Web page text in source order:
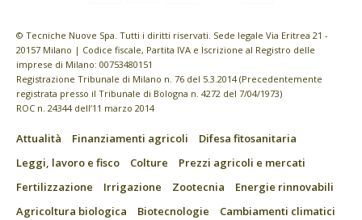
© Tecniche Nuove Spa. Tutti i diritti riservati. Sede legale Via Eritrea 21 -
20157 Milano | Codice fiscale, Partita IVA e Iscrizione al Registro delle
imprese di Milano: 00753480151
Registrazione Tribunale di Milano n. 76 del 5.3.2014 (Precedentemente
registrata presso il Tribunale di Bologna n. 4272 del 7/04/1973)
ROC n. 24344 dell’11 marzo 2014
Attualità Finanziamenti agricoli
Difesa fitosanitaria
Leggi, lavoro e fisco
Colture
Prezzi agricoli e mercati
Fertilizzazione
Irrigazione Zootecnia
Energie rinnovabili
Agricoltura biologica
Biotecnologie
Cambiamenti climatici